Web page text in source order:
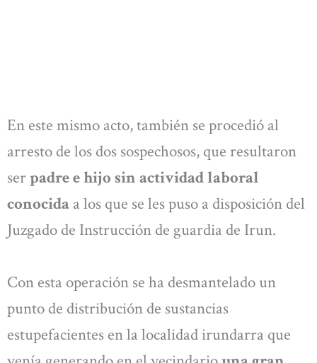
En este mismo acto, también se procedió al
arresto de los dos sospechosos, que resultaron
serpadre e hijo sin actividad laboral
conocida a los que se les puso a disposición del
Juzgado de Instrucción de guardia de Irun.
Con esta operación se ha desmantelado un
punto de distribución de sustancias
estupefacientes en la localidad irundarra que